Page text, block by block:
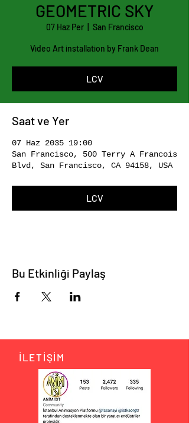
GEOMETRIC SKY
07 Haz Per
  |
San Francisco
Video Art installation by Frank Dean
LCV
Saat ve Yer
07 Haz 2035 19:00
San Francisco, 500 Terry A Francois
Blvd, San Francisco, CA 94158, USA
LCV
Bu Etkinliği Paylaş
İLETİŞİM